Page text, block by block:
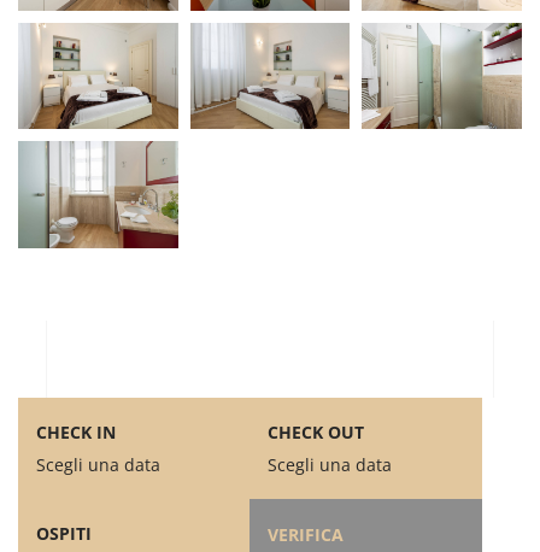
CHECK IN
Scegli una data
CHECK OUT
Scegli una data
OSPITI
VERIFICA